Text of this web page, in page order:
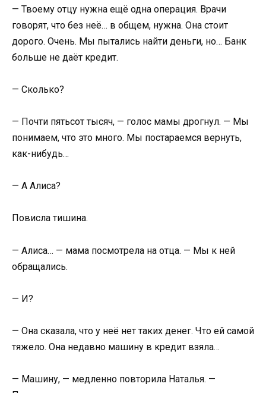
— Твоему отцу нужна ещё одна операция. Врачи
говорят, что без неё… в общем, нужна. Она стоит
дорого. Очень. Мы пытались найти деньги, но… Банк
больше не даёт кредит.
— Сколько?
— Почти пятьсот тысяч, — голос мамы дрогнул. — Мы
понимаем, что это много. Мы постараемся вернуть,
как-нибудь…
— А Алиса?
Повисла тишина.
— Алиса… — мама посмотрела на отца. — Мы к ней
обращались.
— И?
— Она сказала, что у неё нет таких денег. Что ей самой
тяжело. Она недавно машину в кредит взяла…
— Машину, — медленно повторила Наталья. —